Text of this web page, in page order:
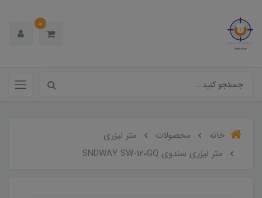
0
خانه محصولات
متر لیزری
متر لیزری سندوی SNDWAY SW-120GQ